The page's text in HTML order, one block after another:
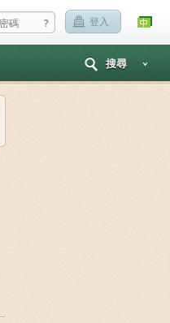
? 登入
搜尋